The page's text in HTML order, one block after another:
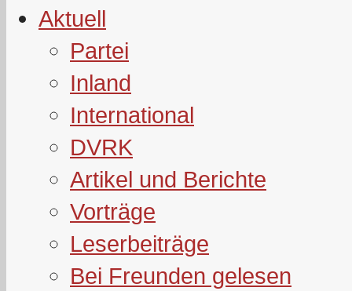
Aktuell
Partei
Inland
International
DVRK
Artikel und Berichte
Vorträge
Leserbeiträge
Bei Freunden gelesen